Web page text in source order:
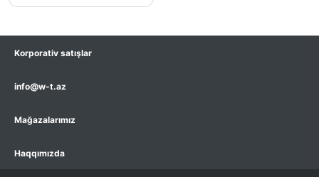
Korporativ satışlar
info@w-t.az
Mağazalarımız
Haqqımızda